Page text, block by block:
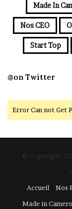
Made In
Nos CEO
Start Top
@on Twitter
Error Can not Get
© Copyright
Accueil
Nos
Made in